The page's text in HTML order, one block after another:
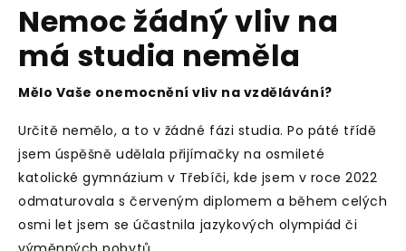
Nemoc žádný vliv na
má studia neměla
Mělo Vaše onemocnění vliv na vzdělávání?
Určitě nemělo, a to v žádné fázi studia. Po páté třídě
jsem úspěšně udělala přijímačky na osmileté
katolické gymnázium v Třebíči, kde jsem v roce 2022
odmaturovala s červeným diplomem a během celých
osmi let jsem se účastnila jazykových olympiád či